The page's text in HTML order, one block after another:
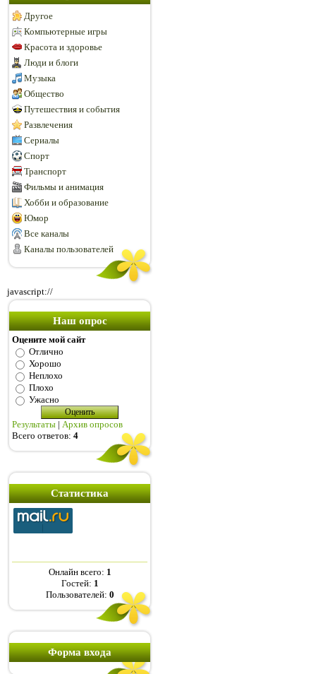
Другое
Компьютерные игры
Красота и здоровье
Люди и блоги
Музыка
Общество
Путешествия и события
Развлечения
Сериалы
Спорт
Транспорт
Фильмы и анимация
Хобби и образование
Юмор
Все каналы
Каналы пользователей
javascript://
Наш опрос
Оцените мой сайт
Отлично
Хорошо
Неплохо
Плохо
Ужасно
Результаты | Архив опросов
Всего ответов: 4
Статистика
Онлайн всего: 1
Гостей: 1
Пользователей: 0
Форма входа